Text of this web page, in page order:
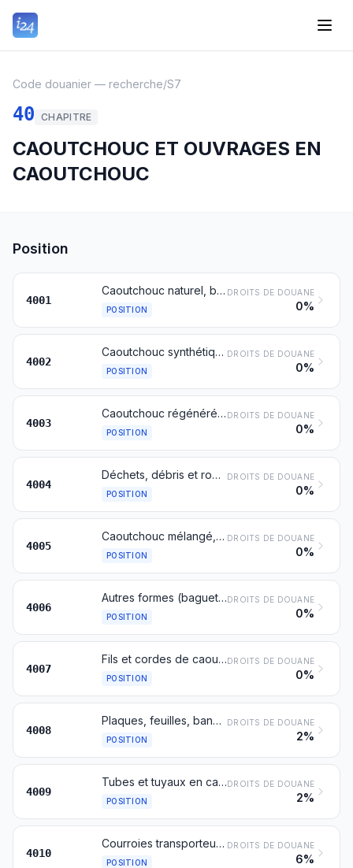
Code douanier — recherche/S7
40 CHAPITRE
CAOUTCHOUC ET OUVRAGES EN
CAOUTCHOUC
Position
4001
Caoutchouc naturel, balata, gutta-percha, guayule, chicle et gommes naturelles analogues, sous formes primaires ou en plaques, feuilles ou bandes
POSITION
DROITS DE DOUANE
0%
4002
Caoutchouc synthétique et factice pour caoutchouc dérivé des huiles, sous formes primaires ou en plaques, feuilles ou bandes; mélanges des produits du no 4001 avec des produits de la présente position, sous formes primaires ou en plaques, feuilles ou bandes
POSITION
DROITS DE DOUANE
0%
4003
Caoutchouc régénéré sous formes primaires ou en plaques, feuilles ou bandes
POSITION
DROITS DE DOUANE
0%
4004
Déchets, débris et rognures de caoutchouc non durci, même réduits en poudre ou en granulés
POSITION
DROITS DE DOUANE
0%
4005
Caoutchouc mélangé, non vulcanisé, sous formes primaires ou en plaques, feuilles ou bandes
POSITION
DROITS DE DOUANE
0%
4006
Autres formes (baguettes, tubes, profilés, par exemple) et articles (disques, rondelles, par exemple) en caoutchouc non vulcanisé
POSITION
DROITS DE DOUANE
0%
4007
Fils et cordes de caoutchouc vulcanisé
POSITION
DROITS DE DOUANE
0%
4008
Plaques, feuilles, bandes, baguettes et profilés, en caoutchouc vulcanisé non durci
POSITION
DROITS DE DOUANE
2%
4009
Tubes et tuyaux en caoutchouc vulcanisé non durci, même pourvus de leurs accessoires (joints, coudes, raccords, par exemple)
POSITION
DROITS DE DOUANE
2%
4010
Courroies transporteuses ou de transmission, en caoutchouc vulcanisé
POSITION
DROITS DE DOUANE
6%